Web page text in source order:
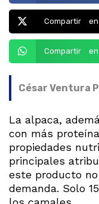
Compartir
Compartir
César Ventura
La alpaca,
con más
propiedades
principales
este producto
demanda. Solo